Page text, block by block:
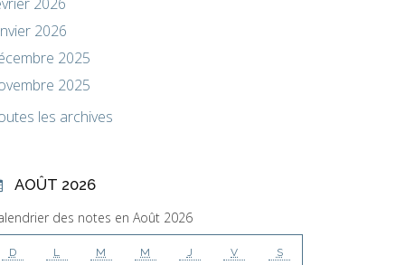
2026
2025
2025
les archives
AOÛT 2026
des notes en Août 2026
D L M M J V S